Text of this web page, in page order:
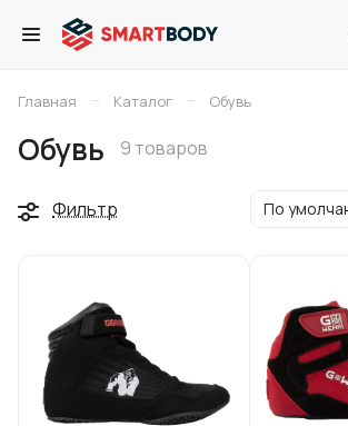
Главная – Каталог – Обувь
Обувь 9 товаров
Фильтр